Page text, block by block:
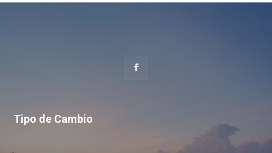
Tipo de Cambio